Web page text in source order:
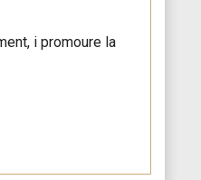
i promoure la